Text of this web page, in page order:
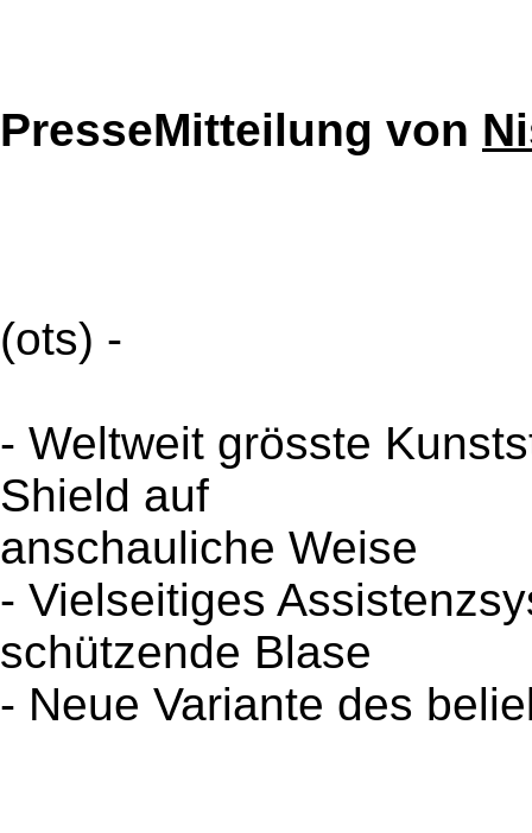
PresseMitteilung von
(ots) -
- Weltweit grösste
Shield auf
anschauliche Weise
- Vielseitiges
schützende Blase
- Neue Variante des